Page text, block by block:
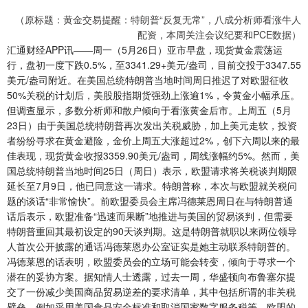
（原标题：黄金交易提醒：特朗普“反复无常”，八成分析师看涨牛人
配资，本周关注会议纪要和PCE数据）
汇通财经APP讯——周一（5月26日）亚市早盘，现货黄金震荡运
行，盘初一度下跌0.5%，至3341.29+美元/盎司，目前交投于3347.55
美元/盎司附近。在美国总统特朗普当地时间周日推迟了对欧盟征收
50%关税的计划后，美股股指期货强劲上涨逾1%，令黄金小幅承压。
但调查显示，多数分析师和散户倾向于看涨黄金后市。上周五（5月
23日）由于美国总统特朗普再次发出关税威胁，加上美元走软，投资
者纷纷寻求在黄金避险，金价上周五大涨超过2%，创下六周以来的最
佳表现，现货黄金收报3359.90美元/盎司，周线涨幅约5%。然而，美
国总统特朗普当地时间25日（周日）表示，欧盟请求将关税谈判期限
延长至7月9日，他已同意这一请求。特朗普称，本次与欧盟就关税问
题的谈话“非常愉快”。前欧盟委员会主席冯德莱恩周日在与特朗普通
话后表示，欧盟准备“迅速而果断”地推进与美国的贸易谈判，但需要
特朗普重回其最初设定的90天谈判期。这是特朗普就职以来两位领导
人首次公开披露的通话冯德莱恩办公室证实是她主动联系特朗普的。
冯德莱恩的话表明，欧盟委员会的立场可能会转变，倾向于寻求一个
潜在的妥协方案。据知情人士透露，过去一周，华盛顿向布鲁塞尔提
交了一份减少美国商品贸易逆差的要求清单，其中包括所谓的非关税